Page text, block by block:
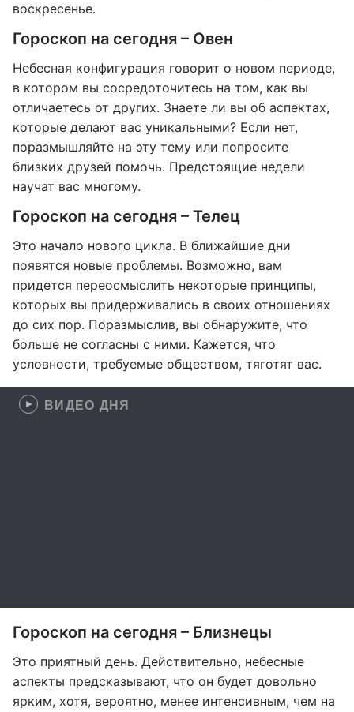
воскресенье.
Гороскоп на сегодня – Овен
Небесная конфигурация говорит о новом периоде,
в котором вы сосредоточитесь на том, как вы
отличаетесь от других. Знаете ли вы об аспектах,
которые делают вас уникальными? Если нет,
поразмышляйте на эту тему или попросите
близких друзей помочь. Предстоящие недели
научат вас многому.
Гороскоп на сегодня – Телец
Это начало нового цикла. В ближайшие дни
появятся новые проблемы. Возможно, вам
придется переосмыслить некоторые принципы,
которых вы придерживались в своих отношениях
до сих пор. Поразмыслив, вы обнаружите, что
больше не согласны с ними. Кажется, что
условности, требуемые обществом, тяготят вас.
ВИДЕО ДНЯ
Гороскоп на сегодня – Близнецы
Это приятный день. Действительно, небесные
аспекты предсказывают, что он будет довольно
ярким, хотя, вероятно, менее интенсивным, чем на